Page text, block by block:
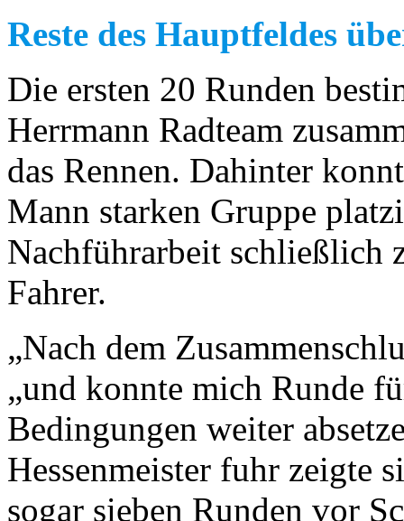
Reste des Hauptfeldes
Die ersten 20 Runden
Herrmann Radteam
das Rennen. Dahinter
Mann starken Gruppe
Nachführarbeit schließlich
Fahrer.
„Nach dem
„und konnte mich Runde
Bedingungen weiter
Hessenmeister fuhr zeigte
sogar sieben Runden vor